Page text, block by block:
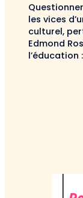
les vices
culturel,
Edmond
l’éducation :